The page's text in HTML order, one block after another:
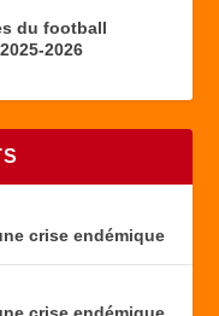
du football
2026
crise endémique
crise endémique